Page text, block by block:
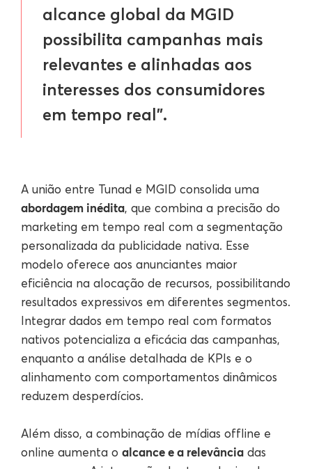
alcance global da MGID
possibilita campanhas mais
relevantes e alinhadas aos
interesses dos consumidores
em tempo real”.
A união entre Tunad e MGID consolida uma
abordagem inédita, que combina a precisão do
marketing em tempo real com a segmentação
personalizada da publicidade nativa. Esse
modelo oferece aos anunciantes maior
eficiência na alocação de recursos, possibilitando
resultados expressivos em diferentes segmentos.
Integrar dados em tempo real com formatos
nativos potencializa a eficácia das campanhas,
enquanto a análise detalhada de KPIs e o
alinhamento com comportamentos dinâmicos
reduzem desperdícios.
Além disso, a combinação de mídias offline e
online aumenta o alcance e a relevância das